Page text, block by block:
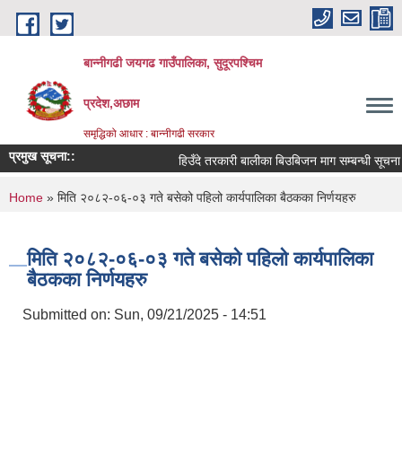
Skip to main content
बान्नीगढी जयगढ गाउँपालिका, सुदूरपश्चिम
प्रदेश,अछाम
समृद्धिको आधार : बान्नीगढी सरकार
प्रमुख सूचना:: हिउँदे तरकारी बालीका बिउबिजन माग सम्बन्धी सूचना |
You are here
Home » मिति २०८२-०६-०३ गते बसेको पहिलो कार्यपालिका बैठकका निर्णयहरु
मिति २०८२-०६-०३ गते बसेको पहिलो कार्यपालिका
बैठकका निर्णयहरु
Submitted on: Sun, 09/21/2025 - 14:51